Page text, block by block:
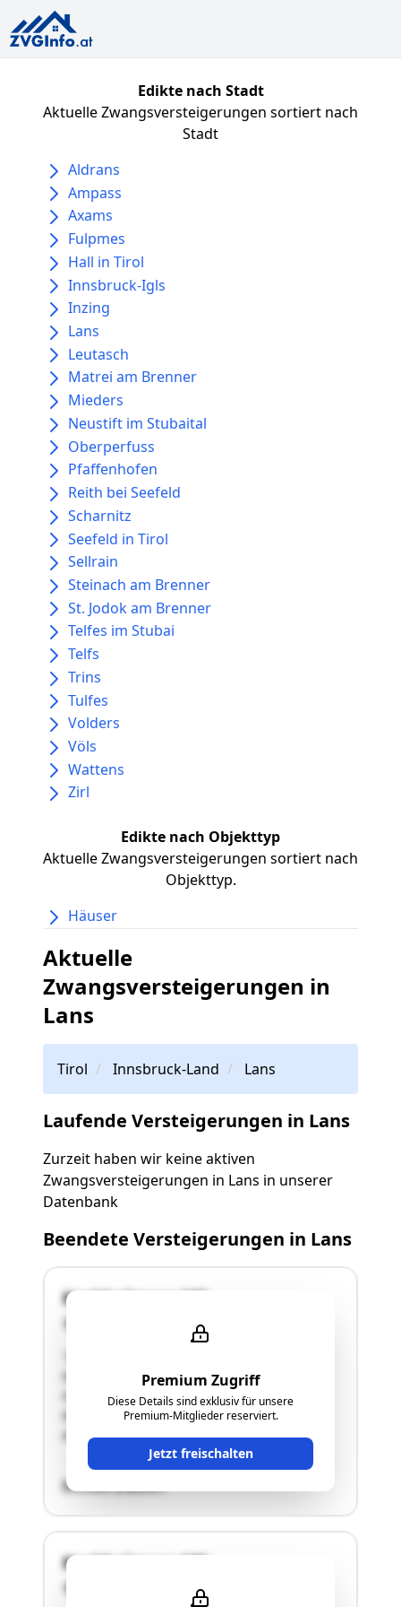
Edikte nach Stadt
Aktuelle Zwangsversteigerungen sortiert nach
Stadt
Aldrans
Ampass
Axams
Fulpmes
Hall in Tirol
Innsbruck-Igls
Inzing
Lans
Leutasch
Matrei am Brenner
Mieders
Neustift im Stubaital
Oberperfuss
Pfaffenhofen
Reith bei Seefeld
Scharnitz
Seefeld in Tirol
Sellrain
Steinach am Brenner
St. Jodok am Brenner
Telfes im Stubai
Telfs
Trins
Tulfes
Volders
Völs
Wattens
Zirl
Edikte nach Objekttyp
Aktuelle Zwangsversteigerungen sortiert nach
Objekttyp.
Häuser
Aktuelle
Zwangsversteigerungen in
Lans
Tirol Innsbruck-Land Lans
Laufende Versteigerungen in Lans
Zurzeit haben wir keine aktiven
Zwangsversteigerungen in Lans in unserer
Datenbank
Beendete Versteigerungen in Lans
Premium Zugriff
Diese Details sind exklusiv für unsere
Premium-Mitglieder reserviert.
Jetzt freischalten
Kochholzweg 198
Kellergeschoss, Erdgeschoss und Obergeschoss.
Hochwertige Ausstattung mit individueller
Raumaufteilung; Doppelgarage mit 36 qm;
Anbau eines Wintergartens 2016."
SCHÄTZWERT
Kochholzweg 198